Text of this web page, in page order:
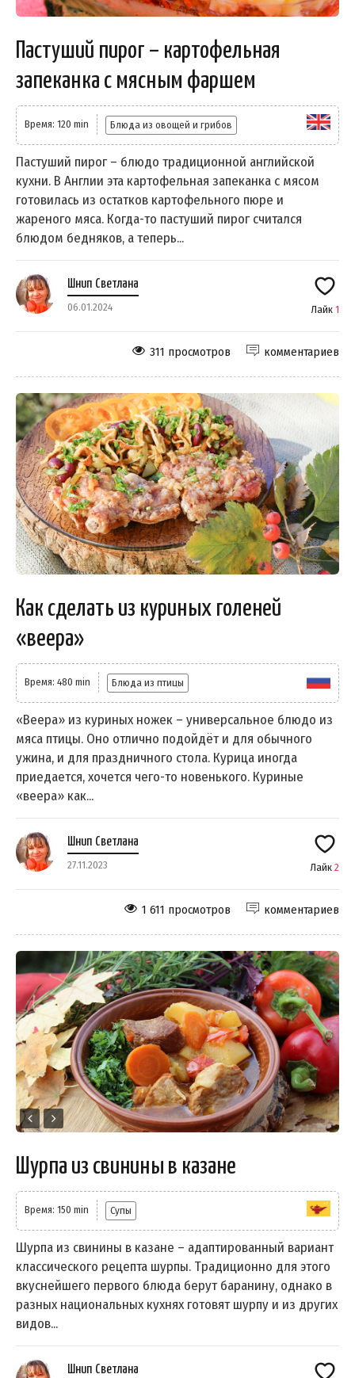
Пастуший пирог – картофельная
запеканка с мясным фаршем
Время: 120 min Блюда из овощей и грибов
Пастуший пирог – блюдо традиционной английской
кухни. В Англии эта картофельная запеканка с мясом
готовилась из остатков картофельного пюре и
жареного мяса. Когда-то пастуший пирог считался
блюдом бедняков, а теперь...
Шнип Светлана
06.01.2024 Лайк 1
комментариев
311 просмотров
Как сделать из куриных голеней
«веера»
Время: 480 min Блюда из птицы
«Веера» из куриных ножек – универсальное блюдо из
мяса птицы. Оно отлично подойдёт и для обычного
ужина, и для праздничного стола. Курица иногда
приедается, хочется чего-то новенького. Куриные
«веера» как...
Шнип Светлана
27.11.2023 Лайк 2
комментариев
1 611 просмотров
Шурпа из свинины в казане
Время: 150 min Супы
Шурпа из свинины в казане – адаптированный вариант
классического рецепта шурпы. Традиционно для этого
вкуснейшего первого блюда берут баранину, однако в
разных национальных кухнях готовят шурпу и из других
видов...
Шнип Светлана